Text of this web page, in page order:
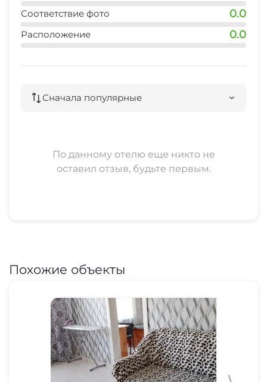
Соответствие фото 0.0
Расположение 0.0
Сначала популярные
По данному отелю еще никто не
оставил отзыв, будьте первым.
Похожие объекты